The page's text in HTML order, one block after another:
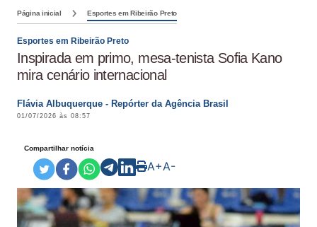
Página inicial Esportes em Ribeirão Preto
Esportes em Ribeirão Preto
Inspirada em primo, mesa-tenista Sofia Kano
mira cenário internacional
Flávia Albuquerque - Repórter da Agência Brasil
01/07/2026 às 08:57
Compartilhar notícia
A+A-